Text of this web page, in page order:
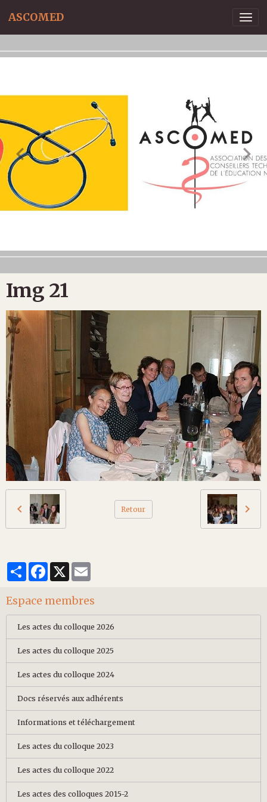
ASCOMED
Img 21
Retour
PartagerFacebook
X
Espace membres
Les actes du colloque 2026
Les actes du colloque 2025
Les actes du colloque 2024
Docs réservés aux adhérents
Informations et téléchargement
Les actes du colloque 2023
Les actes du colloque 2022
Les actes des colloques 2015-2